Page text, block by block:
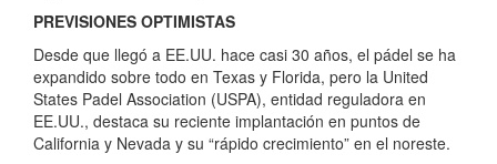
PREVISIONES OPTIMISTAS
Desde que llegó a EE.UU. hace casi 30 años, el pádel se ha
expandido sobre todo en Texas y Florida, pero la United
States Padel Association (USPA), entidad reguladora en
EE.UU., destaca su reciente implantación en puntos de
California y Nevada y su “rápido crecimiento” en el noreste.